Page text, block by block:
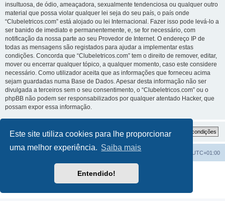
Este site utiliza cookies para lhe proporcionar
uma melhor experiência. Saiba mais
Entendido!
insultuosa, de ódio, ameaçadora, sexualmente tendenciosa ou qualquer outro
material que possa violar qualquer lei seja do seu país, o país onde
“Clubeletricos.com” está alojado ou lei Internacional. Fazer isso pode levá-lo a
ser banido de imediato e permanentemente, e, se for necessário, com
notificação da nossa parte ao seu Provedor de Internet. O endereço IP de
todas as mensagens são registados para ajudar a implementar estas
condições. Concorda que “Clubeletricos.com” tem o direito de remover, editar,
mover ou encerrar qualquer tópico, a qualquer momento, caso este considere
necessário. Como utilizador aceita que as informações que forneceu acima
sejam guardadas numa Base de Dados. Apesar desta informação não ser
divulgada a terceiros sem o seu consentimento, o “Clubeletricos.com” ou o
phpBB não podem ser responsabilizados por qualquer atentado Hacker, que
possam expor essa informação.
O Fuso Horário do Fórum é UTC+01:00
Desenvolvido por phpBB® Forum Software © phpBB Limited